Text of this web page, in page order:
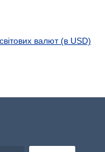
валют (в USD)